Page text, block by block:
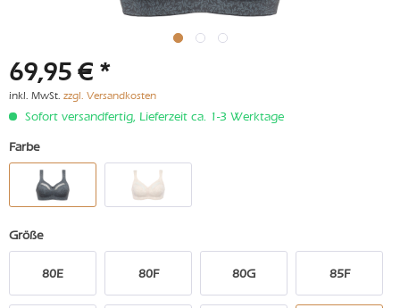
69,95 € *
inkl. MwSt. zzgl. Versandkosten
Sofort versandfertig, Lieferzeit ca. 1-3 Werktage
Farbe
Größe
80E 80F 80G 85F